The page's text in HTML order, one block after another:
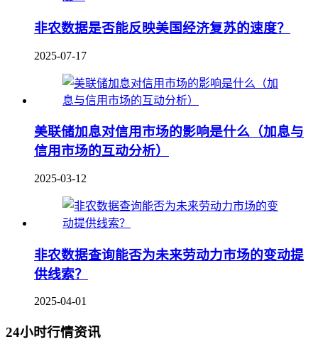
非农数据是否能反映美国经济复苏的速度？
2025-07-17
美联储加息对信用市场的影响是什么（加息与
信用市场的互动分析）
2025-03-12
非农数据查询能否为未来劳动力市场的变动提
供线索？
2025-04-01
24小时行情资讯